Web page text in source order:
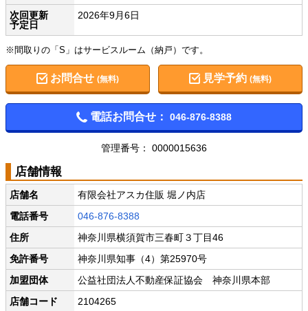
次回更新
予定日
2026年9月6日
※間取りの「S」はサービスルーム（納戸）です。
お問合せ (無料) 見学予約(無料)
電話お問合せ： 046-876-8388
管理番号： 0000015636
店舗情報
店舗名
有限会社アスカ住販 堀ノ内店
電話番号
046-876-8388
住所
神奈川県横須賀市三春町３丁目46
免許番号
神奈川県知事（4）第25970号
加盟団体
公益社団法人不動産保証協会 神奈川県本部
店舗コード
2104265